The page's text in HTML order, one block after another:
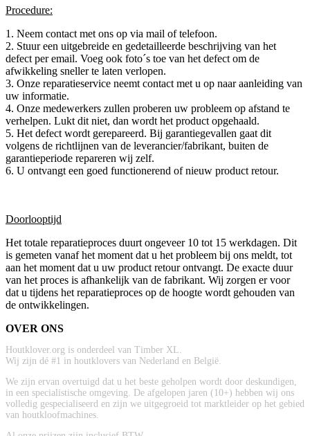
Procedure:
1. Neem contact met ons op via mail of telefoon.
2. Stuur een uitgebreide en gedetailleerde beschrijving van het
defect per email. Voeg ook foto´s toe van het defect om de
afwikkeling sneller te laten verlopen.
3. Onze reparatieservice neemt contact met u op naar aanleiding van
uw informatie.
4. Onze medewerkers zullen proberen uw probleem op afstand te
verhelpen. Lukt dit niet, dan wordt het product opgehaald.
5. Het defect wordt gerepareerd. Bij garantiegevallen gaat dit
volgens de richtlijnen van de leverancier/fabrikant, buiten de
garantieperiode repareren wij zelf.
6. U ontvangt een goed functionerend of nieuw product retour.
Doorlooptijd
Het totale reparatieproces duurt ongeveer 10 tot 15 werkdagen. Dit
is gemeten vanaf het moment dat u het probleem bij ons meldt, tot
aan het moment dat u uw product retour ontvangt. De exacte duur
van het proces is afhankelijk van de fabrikant. Wij zorgen er voor
dat u tijdens het reparatieproces op de hoogte wordt gehouden van
de ontwikkelingen.
OVER ONS
Houtklover.org is onderdeel van Timber XL.
Wij zijn dé #1 in houtklovers van Nederland en België.
We zijn ervan overtuigd dat u het beste geholpen wordt door deskundigen,
in een specialistische omgeving. De afgelopen jaren (10+) hebben wij ons
volledig gespecialiseerd en zijn we uitgegroeid tot marktleider op het gebied
van houtkloofmachines.